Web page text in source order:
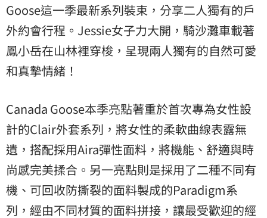
Goose這一季最新系列裝束，分享二人獨有的戶
外約會行程。Jessie女子力大開，騎沙灘車載著
鳳小岳在山林裡穿梭，呈現兩人獨有的自然可愛
和真摯情緒！
Canada Goose本季亮點著重於首次專為女性設
計的Clair外套系列，將女性的柔軟曲線表露無
遺，搭配採用Aira彈性面料，將機能、舒適與時
尚感完美揉合。另一亮點則是採用了二種不同有
機、可回收防撕裂的面料製成的Paradigm系
列，經由不同材質的面料拼接，讓最受歡迎的經